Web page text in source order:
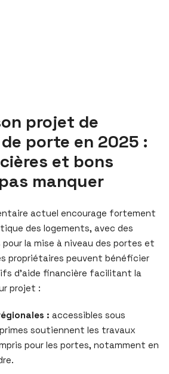
projet de
porte en 2025 :
et bons
manquer
actuel encourage fortement
des logements, avec des
la mise à niveau des portes et
propriétaires peuvent bénéficier
d’aide financière facilitant la
projet :
: accessibles sous
soutiennent les travaux
pour les portes, notamment en